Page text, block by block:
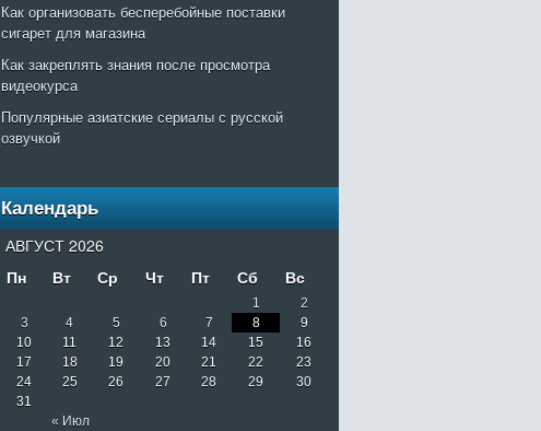
Как организовать бесперебойные поставки
сигарет для магазина
Как закреплять знания после просмотра
видеокурса
Популярные азиатские сериалы с русской
озвучкой
Календарь
АВГУСТ 2026
Пн
Вт Ср Чт Пт Сб Вс
« Июл
1
2
3
4 5 6 7 8
9
10
11 12 13 14 15
16
17
18 19 20 21 22
23
24
25 26 27 28 29
30
31